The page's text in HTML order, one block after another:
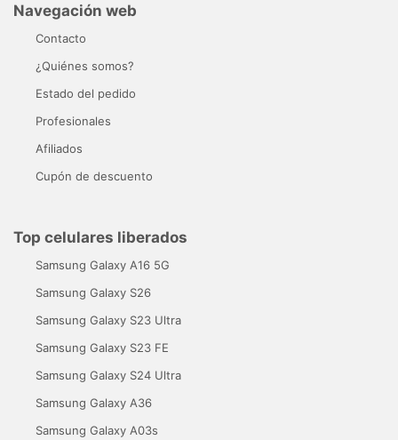
Navegación web
Contacto
¿Quiénes somos?
Estado del pedido
Profesionales
Afiliados
Cupón de descuento
Top celulares liberados
Samsung Galaxy A16 5G
Samsung Galaxy S26
Samsung Galaxy S23 Ultra
Samsung Galaxy S23 FE
Samsung Galaxy S24 Ultra
Samsung Galaxy A36
Samsung Galaxy A03s